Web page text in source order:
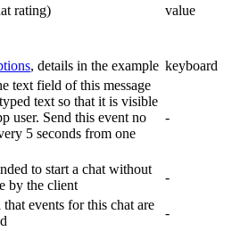
rating)
value
, details in the example keyboard
text field of this message
text so that it is visible
user. Send this event no
5 seconds from one
-
to start a chat without
by the client
-
that events for this chat are
-